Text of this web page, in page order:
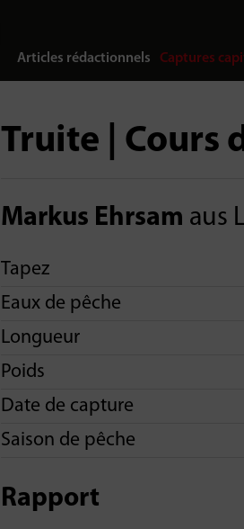
Articles rédactionnels Captures
Truite | Cours
Markus Ehrsam aus
Tapez
Eaux de pêche
Longueur
Poids
Date de capture
Saison de pêche
Rapport